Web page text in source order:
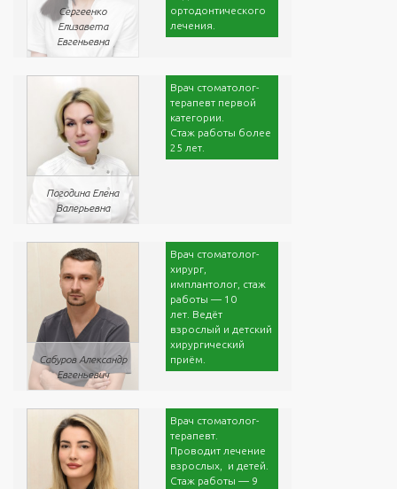
Сергеенко
Елизавета
Евгеньевна
ортодонтического
лечения.
Погодина Елена
Валерьевна
Врач стоматолог-
терапевт первой
категории.
Cтаж работы более
25 лет.
Сабуров Александр
Евгеньевич
Врач стоматолог-
хирург,
имплантолог, стаж
работы — 10
лет. Ведёт
взрослый и детский
хирургический
приём.
Врач стоматолог-
терапевт.
Проводит лечение
взрослых, и детей.
Стаж работы — 9